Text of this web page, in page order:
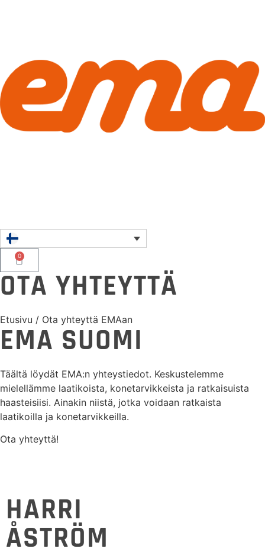
0
OTA YHTEYTTÄ
Etusivu / Ota yhteyttä EMAan
EMA SUOMI
Täältä löydät EMA:n yhteystiedot. Keskustelemme
mielellämme laatikoista, konetarvikkeista ja ratkaisuista
haasteisiisi. Ainakin niistä, jotka voidaan ratkaista
laatikoilla ja konetarvikkeilla.
Ota yhteyttä!
HARRI
ÅSTRÖM